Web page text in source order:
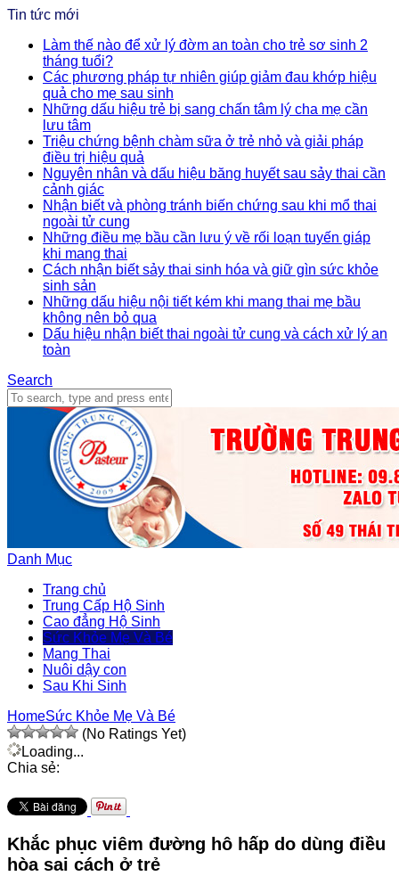
Tin tức mới
Làm thế nào để xử lý đờm an toàn cho trẻ sơ sinh 2
tháng tuổi?
Các phương pháp tự nhiên giúp giảm đau khớp hiệu
quả cho mẹ sau sinh
Những dấu hiệu trẻ bị sang chấn tâm lý cha mẹ cần
lưu tâm
Triệu chứng bệnh chàm sữa ở trẻ nhỏ và giải pháp
điều trị hiệu quả
Nguyên nhân và dấu hiệu băng huyết sau sảy thai cần
cảnh giác
Nhận biết và phòng tránh biến chứng sau khi mổ thai
ngoài tử cung
Những điều mẹ bầu cần lưu ý về rối loạn tuyến giáp
khi mang thai
Cách nhận biết sảy thai sinh hóa và giữ gìn sức khỏe
sinh sản
Những dấu hiệu nội tiết kém khi mang thai mẹ bầu
không nên bỏ qua
Dấu hiệu nhận biết thai ngoài tử cung và cách xử lý an
toàn
Search
Danh Mục
Trang chủ
Trung Cấp Hộ Sinh
Cao đẳng Hộ Sinh
Sức Khỏe Mẹ Và Bé
Mang Thai
Nuôi dậy con
Sau Khi Sinh
HomeSức Khỏe Mẹ Và Bé
(No Ratings Yet)
Loading...
Chia sẻ:
Khắc phục viêm đường hô hấp do dùng điều
hòa sai cách ở trẻ